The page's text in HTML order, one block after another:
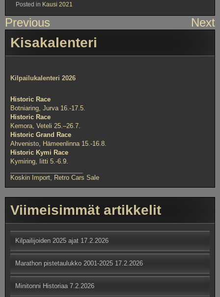
Posted in Kausi 2021
Artikkelien
selaus
Previous Next
Kisakalenteri
Kilpailukalenteri 2026
Historic Race
Botniaring, Jurva 16.-17.5.
Historic Race
Kemora, Veteli 25.–26.7.
Historic Grand Race
Ahvenisto, Hämeenlinna 15.-16.8.
Historic Kymi Race
Kymiring, Iitti 5.-6.9.
Koskin Import, Retro Cars Sale
Viimeisimmät artikkelit
Kilpailijoiden 2025 ajat 17.2.2026
Marathon pistetaulukko 2001-2025 17.2.2026
Minitonni Historiaa 7.2.2026